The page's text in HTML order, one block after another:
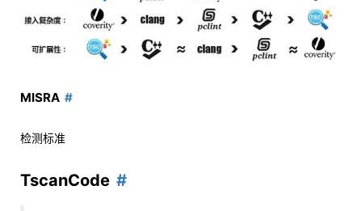
MISRA
检测标准
TscanCode